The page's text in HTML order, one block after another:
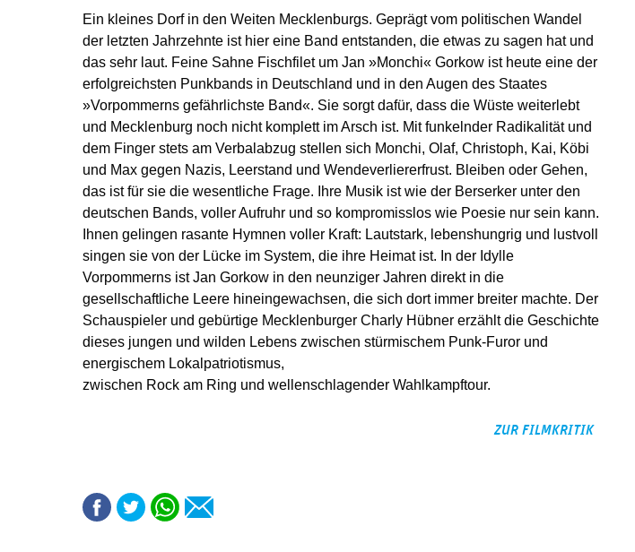
Ein kleines Dorf in den Weiten Mecklenburgs. Geprägt vom politischen Wandel
der letzten Jahrzehnte ist hier eine Band entstanden, die etwas zu sagen hat und
das sehr laut. Feine Sahne Fischfilet um Jan »Monchi« Gorkow ist heute eine der
erfolgreichsten Punkbands in Deutschland und in den Augen des Staates
»Vorpommerns gefährlichste Band«. Sie sorgt dafür, dass die Wüste weiterlebt
und Mecklenburg noch nicht komplett im Arsch ist. Mit funkelnder Radikalität und
dem Finger stets am Verbalabzug stellen sich Monchi, Olaf, Christoph, Kai, Köbi
und Max gegen Nazis, Leerstand und Wendeverliererfrust. Bleiben oder Gehen,
das ist für sie die wesentliche Frage. Ihre Musik ist wie der Berserker unter den
deutschen Bands, voller Aufruhr und so kompromisslos wie Poesie nur sein kann.
Ihnen gelingen rasante Hymnen voller Kraft: Lautstark, lebenshungrig und lustvoll
singen sie von der Lücke im System, die ihre Heimat ist. In der Idylle
Vorpommerns ist Jan Gorkow in den neunziger Jahren direkt in die
gesellschaftliche Leere hineingewachsen, die sich dort immer breiter machte. Der
Schauspieler und gebürtige Mecklenburger Charly Hübner erzählt die Geschichte
dieses jungen und wilden Lebens zwischen stürmischem Punk-Furor und
energischem Lokalpatriotismus,
zwischen Rock am Ring und wellenschlagender Wahlkampftour.
ZUR FILMKRITIK